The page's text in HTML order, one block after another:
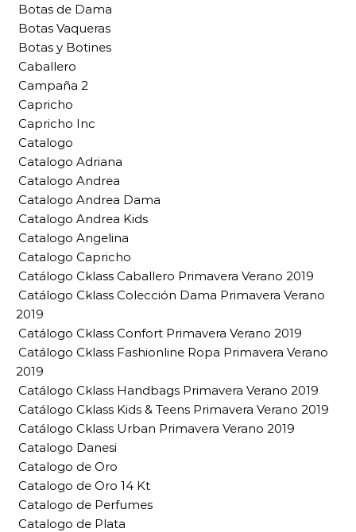
Botas de Dama
Botas Vaqueras
Botas y Botines
Caballero
Campaña 2
Capricho
Capricho Inc
Catalogo
Catalogo Adriana
Catalogo Andrea
Catalogo Andrea Dama
Catalogo Andrea Kids
Catalogo Angelina
Catalogo Capricho
Catálogo Cklass Caballero Primavera Verano 2019
Catálogo Cklass Colección Dama Primavera Verano
2019
Catálogo Cklass Confort Primavera Verano 2019
Catálogo Cklass Fashionline Ropa Primavera Verano
2019
Catálogo Cklass Handbags Primavera Verano 2019
Catálogo Cklass Kids & Teens Primavera Verano 2019
Catálogo Cklass Urban Primavera Verano 2019
Catalogo Danesi
Catalogo de Oro
Catalogo de Oro 14 Kt
Catalogo de Perfumes
Catalogo de Plata